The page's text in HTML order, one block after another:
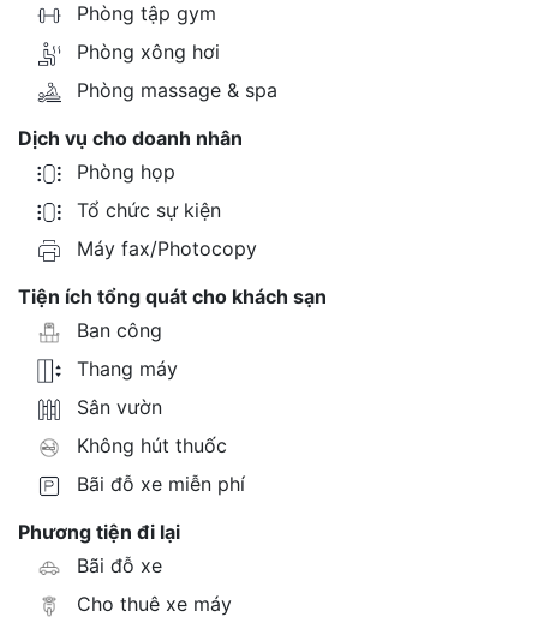
Phòng tập gym
Phòng xông hơi
Phòng massage & spa
Dịch vụ cho doanh nhân
Phòng họp
Tổ chức sự kiện
Máy fax/Photocopy
Tiện ích tổng quát cho khách sạn
Ban công
Thang máy
Sân vườn
Không hút thuốc
Bãi đỗ xe miễn phí
Phương tiện đi lại
Bãi đỗ xe
Cho thuê xe máy